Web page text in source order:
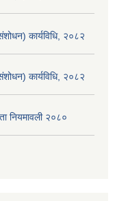
कार्यविधि, २०८२
कार्यविधि, २०८२
नियमावली २०८०